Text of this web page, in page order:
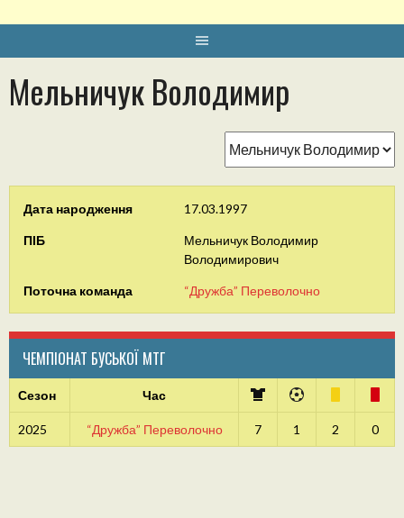
Мельничук Володимир
Дата народження 17.03.1997
ПІБ
Мельничук Володимир
Володимирович
Поточна команда “Дружба” Переволочно
ЧЕМПІОНАТ БУСЬКОЇ МТГ
Сезон Час
2025 “Дружба” Переволочно 7 1 2 0